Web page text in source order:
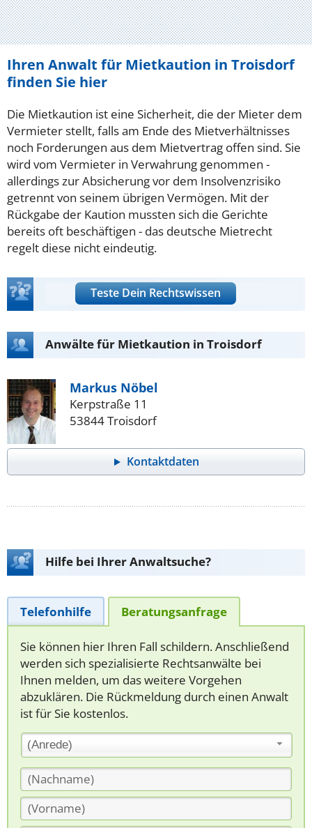
Ihren Anwalt für Mietkaution in Troisdorf
finden Sie hier
Die Mietkaution ist eine Sicherheit, die der Mieter dem
Vermieter stellt, falls am Ende des Mietverhältnisses
noch Forderungen aus dem Mietvertrag offen sind. Sie
wird vom Vermieter in Verwahrung genommen -
allerdings zur Absicherung vor dem Insolvenzrisiko
getrennt von seinem übrigen Vermögen. Mit der
Rückgabe der Kaution mussten sich die Gerichte
bereits oft beschäftigen - das deutsche Mietrecht
regelt diese nicht eindeutig.
Teste Dein Rechtswissen
Anwälte für Mietkaution in Troisdorf
Markus Nöbel
Kerpstraße 11
53844 Troisdorf
Kontaktdaten
Hilfe bei Ihrer Anwaltsuche?
Telefonhilfe Beratungsanfrage
Sie können hier Ihren Fall schildern. Anschließend
werden sich spezialisierte Rechtsanwälte bei
Ihnen melden, um das weitere Vorgehen
abzuklären. Die Rückmeldung durch einen Anwalt
ist für Sie kostenlos.
(Anrede)